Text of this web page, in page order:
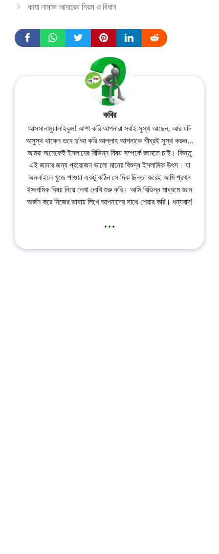
কাযা নামাজ আদায়ের নিয়ম ও বিধান
কবির
আসসালামুয়ালাইকুম! আশা করি আপনারা সবাই সুস্থ আছেন, আর যদি
অসুস্থ থাকেন তবে দু’আ করি আল্লাহ আপনাকে শীঘ্রই সুস্থ করুন…
আমরা অনেকেই ইসলামের বিভিন্ন বিষয় সম্পর্কে জানতে চাই। কিন্তু
এই জানার জন্য প্রয়োজন ভালো মানের বিশুদ্ধ ইসলামিক উৎস। যা
অনলাইলে খুজে পাওয়া একটু কঠিন সে দিক চিন্তা করেই আমি প্রথন
ইসলামিক বিষয় নিয়ে লেখা লেখি শুরু করি। আমি বিভিন্ন মাধ্যমে জ্ঞান
অর্জন করে নিজের ভাষায় লিখে আপনাদের সাথে শেয়ার করি। ধন্যবাদ!
...